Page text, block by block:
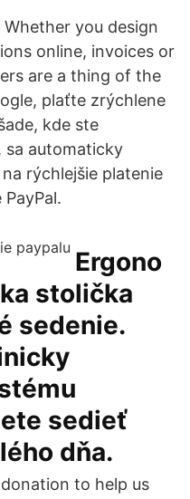
you design
online, invoices or
are a thing of the
plaťte zrýchlene
kde ste
sa automaticky
rýchlejšie platenie
Ergono
stolička
sedenie.
sedieť
dňa.
to help us